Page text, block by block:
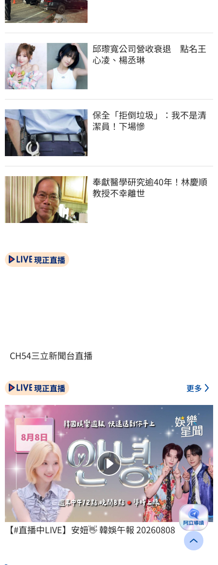
邱瓈寬公司營收衰退　點名王
心凌、楊丞琳
保全「拒倒垃圾」：我不是清
潔員！下場慘
奉獻醫學研究逾40年！林慶順
教授不幸離世
現正直播
CH54三立新聞台直播
現正直播 更多
【#直播中LIVE】安妞👋 韓娛午報 20260808